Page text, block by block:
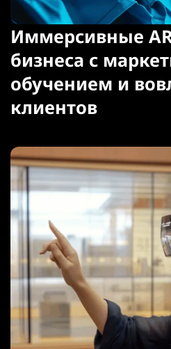
Иммерсивные
бизнеса с
обучением и
клиентов